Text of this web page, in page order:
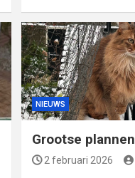
NIEUWS
Grootse plannen
2 februari 2026